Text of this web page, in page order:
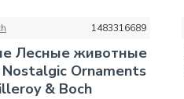
1483316689
Лесные животные
Ornaments
& Boch